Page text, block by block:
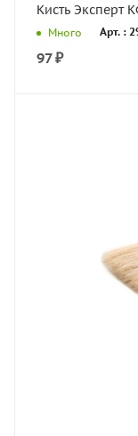
Кисть Эксперт
Много Арт. :
97₽